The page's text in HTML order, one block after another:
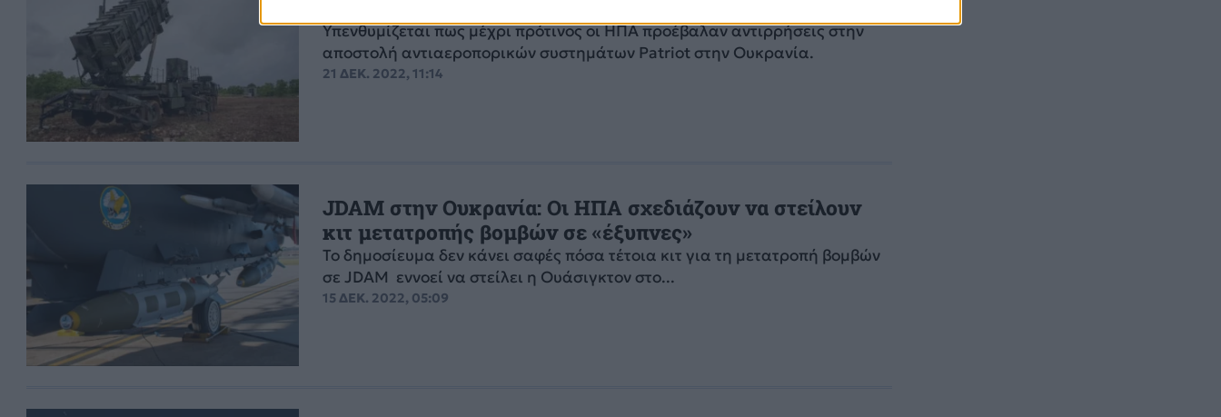
Υπενθυμίζεται πως μέχρι πρότινος οι ΗΠΑ προέβαλαν αντιρρήσεις στην
αποστολή αντιαεροπορικών συστημάτων Patriot στην Ουκρανία.
21 ΔΕΚ. 2022, 11:14
JDAM στην Ουκρανία: Οι ΗΠΑ σχεδιάζουν να στείλουν
κιτ μετατροπής βομβών σε «έξυπνες»
Το δημοσίευμα δεν κάνει σαφές πόσα τέτοια κιτ για τη μετατροπή βομβών
σε JDAM εννοεί να στείλει η Ουάσιγκτον στο...
15 ΔΕΚ. 2022, 05:09